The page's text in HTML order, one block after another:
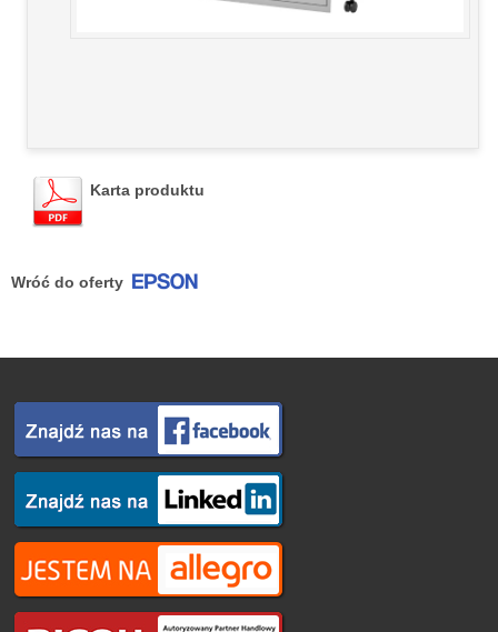
Karta produktu
Wróć do oferty